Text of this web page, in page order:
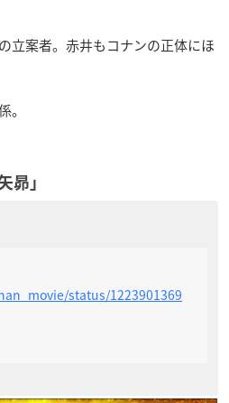
立案者。赤井もコナンの正体にほ
。
昴」
status/1223901369